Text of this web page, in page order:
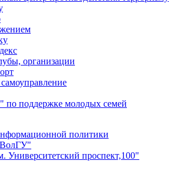
организации
по поддержке молодых семей
политики
Университетский проспект,100"